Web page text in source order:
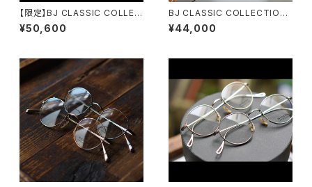
【限定】BJ CLASSIC COLLEC
TION PREM-114WRNLNT レ
ザータイプ塗装 スーペリアルー
¥50,600
BJ CLASSIC COLLECTION
PREM-149ET ツーブリッジ ダ
ブルブリッジ BJクラシック
¥44,000